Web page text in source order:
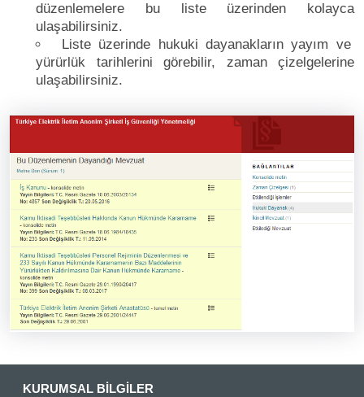
düzenlemelere bu liste üzerinden kolayca
ulaşabilirsiniz.
Liste üzerinde hukuki dayanakların yayım ve
yürürlük tarihlerini görebilir, zaman çizelgelerine
ulaşabilirsiniz.
KURUMSAL BİLGİLER